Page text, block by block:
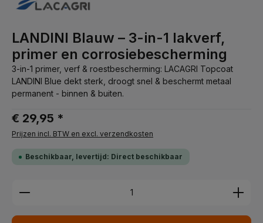
LANDINI Blauw – 3-in-1 lakverf,
primer en corrosiebescherming
3-in-1 primer, verf & roestbescherming: LACAGRI Topcoat
LANDINI Blue dekt sterk, droogt snel & beschermt metaal
permanent - binnen & buiten.
€ 29,95 *
Prijzen incl. BTW en excl. verzendkosten
Beschikbaar, levertijd: Direct beschikbaar
Producthoeveelheid: Voer de gewenste